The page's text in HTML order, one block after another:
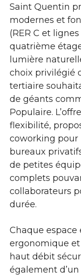
Saint Quentin
modernes et
(RER C et
quatrième
lumière
choix privilégié
tertiaire
de géants
Populaire.
flexibilité,
coworking pour
bureaux
de petites
complets
collaborateurs
durée.
Chaque espace
ergonomique
haut débit
également